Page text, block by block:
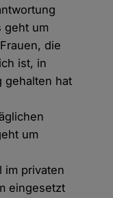
geht um
die
ist, in
gehalten hat
um
im privaten
eingesetzt